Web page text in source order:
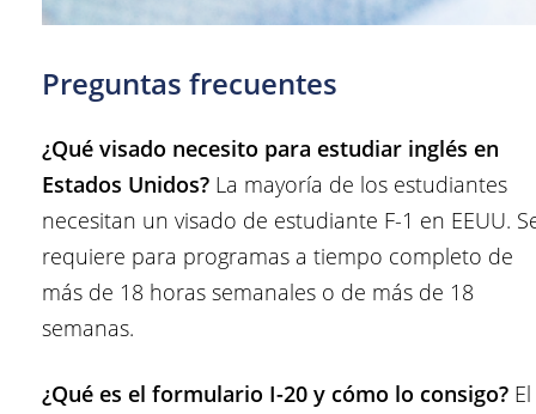
Preguntas frecuentes
¿Qué visado necesito para estudiar inglés en
Estados Unidos? La mayoría de los estudiantes
necesitan un visado de estudiante F-1 en EEUU.
requiere para programas a tiempo completo de
más de 18 horas semanales o de más de 18
semanas.
¿Qué es el formulario I-20 y cómo lo consigo? El